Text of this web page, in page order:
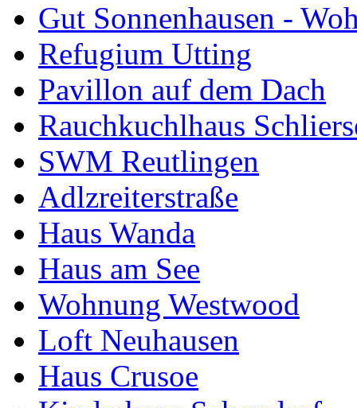
Gut Sonnenhausen -
Refugium Utting
Pavillon auf dem Dach
Rauchkuchlhaus
SWM Reutlingen
Adlzreiterstraße
Haus Wanda
Haus am See
Wohnung Westwood
Loft Neuhausen
Haus Crusoe